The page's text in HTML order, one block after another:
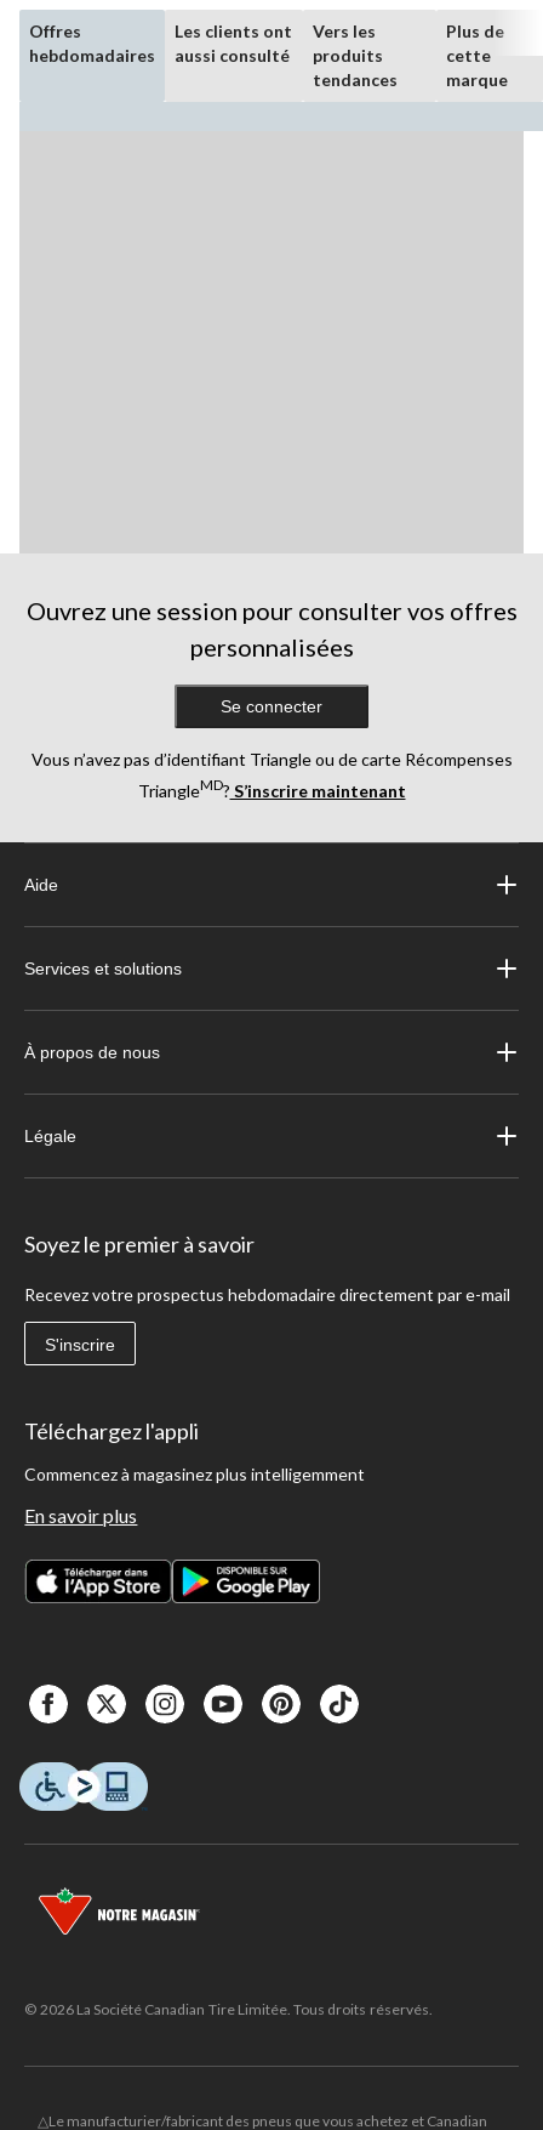
Offres
hebdomadaires
Les clients ont
aussi consulté
Vers les
produits
tendances
Plus de
cette
marque
Ouvrez une session pour consulter vos offres
personnalisées
Se connecter
Vous n’avez pas d’identifiant Triangle ou de carte Récompenses
TriangleMD? S’inscrire maintenant
Aide
Services et solutions
À propos de nous
Légale
Soyez le premier à savoir
Recevez votre prospectus hebdomadaire directement par e-mail
S'inscrire
Téléchargez l'appli
Commencez à magasinez plus intelligemment
En savoir plus
© 2026 La Société Canadian Tire Limitée. Tous droits réservés.
△Le manufacturier/fabricant des pneus que vous achetez et Canadian